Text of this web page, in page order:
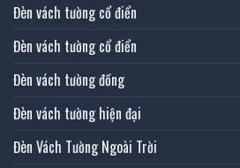
Đèn vách tường cổ điển
Đèn vách tường cổ điển
Đèn vách tường đồng
Đèn vách tường hiện đại
Đèn Vách Tường Ngoài Trời